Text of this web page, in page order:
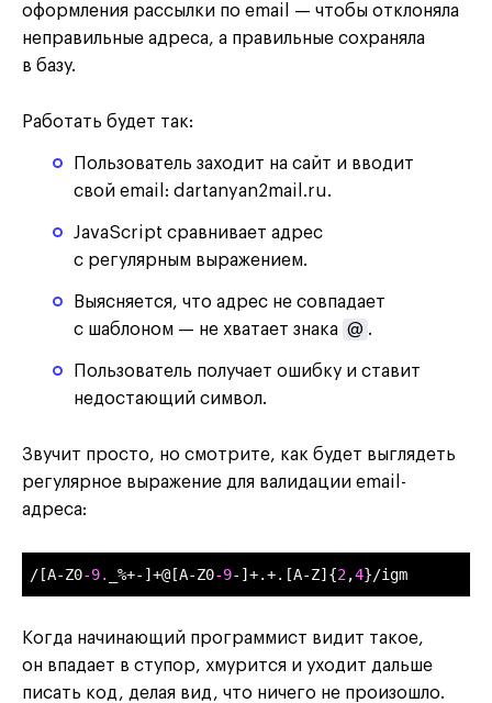
оформления рассылки по email — чтобы отклоняла
неправильные адреса, а правильные сохраняла
в базу.
Работать будет так:
Пользователь заходит на сайт и вводит
свой email: dartanyan2mail.ru.
JavaScript сравнивает адрес
с регулярным выражением.
Выясняется, что адрес не совпадает
с шаблоном — не хватает знака @ .
Пользователь получает ошибку и ставит
недостающий символ.
Звучит просто, но смотрите, как будет выглядеть
регулярное выражение для валидации email-
адреса:
/[A-Z0-9. _%+-]+@[A-Z0-9-]+.+.[A-Z]{2,4}/igm
Когда начинающий программист видит такое,
он впадает в ступор, хмурится и уходит дальше
писать код, делая вид, что ничего не произошло.